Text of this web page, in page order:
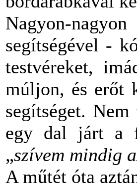
Nagyon-
segítségével -
testvéreket,
múljon, és erőt
segítséget.
egy dal járt a
„szívem mindig
A műtét óta